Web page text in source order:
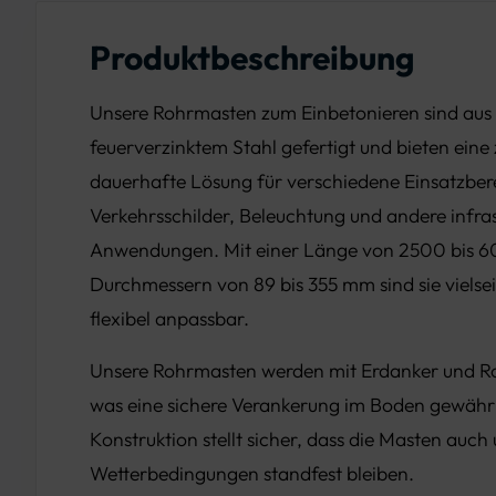
Produktbeschreibung
Unsere Rohrmasten zum Einbetonieren sind
feuerverzinktem Stahl gefertigt und bieten eine
dauerhafte Lösung für verschiedene
Verkehrsschilder, Beleuchtung und andere
Anwendungen. Mit einer Länge von 2500 bis
Durchmessern von 89 bis 355 mm sind sie
flexibel anpassbar.
Unsere Rohrmasten werden mit Erdanker und
was eine sichere Verankerung im Boden
Konstruktion stellt sicher, dass die Masten
Wetterbedingungen standfest bleiben.